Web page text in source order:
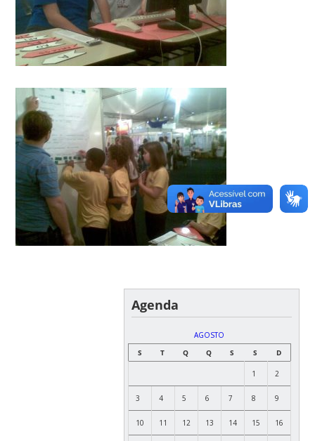
Agenda
AGOSTO
S
T Q Q S S D
1 2
3 4 5 6 7 8 9
10 11 12 13 14 15 16